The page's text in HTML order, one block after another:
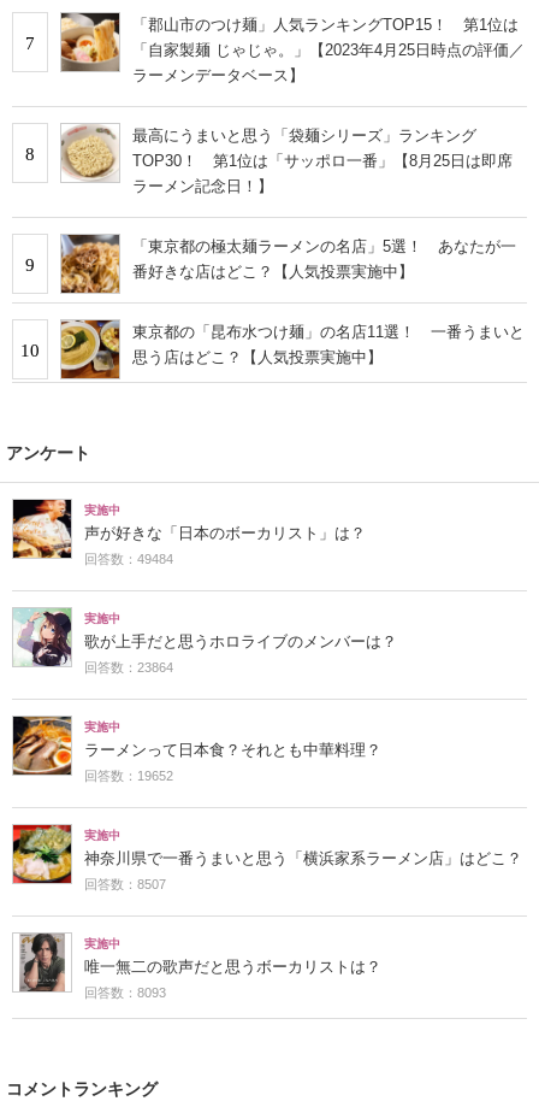
7
「郡山市のつけ麺」人気ランキングTOP15！ 第1位は
「自家製麺 じゃじゃ。」【2023年4月25日時点の評価／
ラーメンデータベース】
8
最高にうまいと思う「袋麺シリーズ」ランキング
TOP30！ 第1位は「サッポロ一番」【8月25日は即席
ラーメン記念日！】
9
「東京都の極太麺ラーメンの名店」5選！ あなたが一
番好きな店はどこ？【人気投票実施中】
10
東京都の「昆布水つけ麺」の名店11選！ 一番うまいと
思う店はどこ？【人気投票実施中】
アンケート
実施中
声が好きな「日本のボーカリスト」は？
回答数：49484
実施中
歌が上手だと思うホロライブのメンバーは？
回答数：23864
実施中
ラーメンって日本食？それとも中華料理？
回答数：19652
実施中
神奈川県で一番うまいと思う「横浜家系ラーメン店」はどこ？
回答数：8507
実施中
唯一無二の歌声だと思うボーカリストは？
回答数：8093
コメントランキング